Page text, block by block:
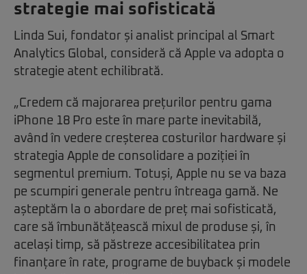
strategie mai sofisticată
Linda Sui, fondator și analist principal al Smart
Analytics Global, consideră că Apple va adopta o
strategie atent echilibrată.
„Credem că majorarea prețurilor pentru gama
iPhone 18 Pro este în mare parte inevitabilă,
având în vedere creșterea costurilor hardware și
strategia Apple de consolidare a poziției în
segmentul premium. Totuși, Apple nu se va baza
pe scumpiri generale pentru întreaga gamă. Ne
așteptăm la o abordare de preț mai sofisticată,
care să îmbunătățească mixul de produse și, în
același timp, să păstreze accesibilitatea prin
finanțare în rate, programe de buyback și modele